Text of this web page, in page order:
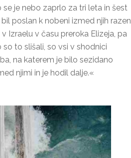
je nebo zaprlo za tri leta in šest
poslan k nobeni izmed njih razen
Izraelu v času preroka Elizeja, pa
to slišali, so vsi v shodnici
na katerem je bilo sezidano
njimi in je hodil dalje.«